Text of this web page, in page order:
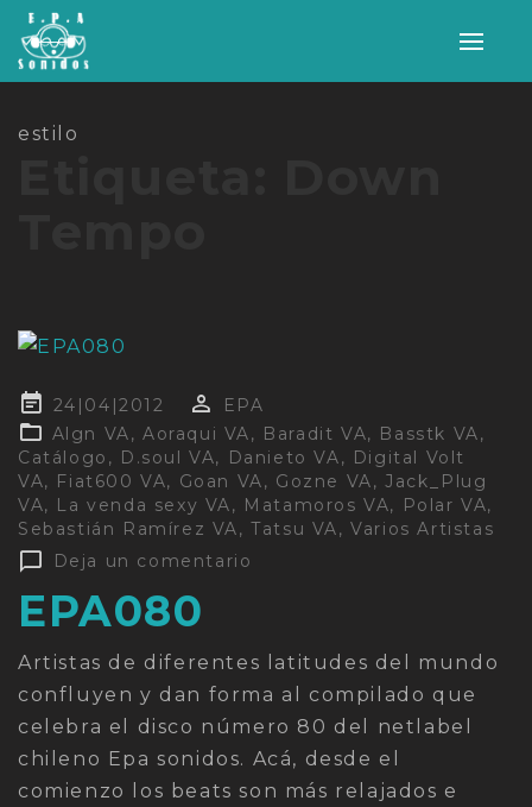
estilo
Publicado
en
24|04|2012
EPA
Algn VA,Aoraqui VA, Baradit VA, Basstk VA,
Catálogo , D.soul VA, Danieto VA, Digital Volt
VA, Fiat600 VA, Goan VA, Gozne VA,Jack_Plug
VA, La venda sexy VA, Matamoros VA, Polar VA,
Sebastián Ramírez VA,Tatsu VA,Varios Artistas
Deja un comentario
EPA080
Artistas de diferentes latitudes del mundo
confluyen y dan forma al compilado que
celebra el disco número 80 del netlabel
chileno Epa sonidos. Acá, desde el
comienzo los beats son más relajados e